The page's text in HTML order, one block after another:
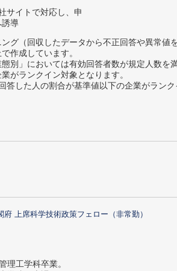
サイトで対応し、申
誘導
グ（回収したデータから不正回答や異常値を
作成しています。
別」においては有効回答者数が規定人数を
がランクイン対象となります。
した人の割合が基準値以下の企業がランク
上席科学技術政策フェロー（非常勤）
理工学科卒業。